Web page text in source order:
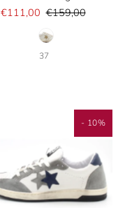
€111,00 €159,00
37
- 10%